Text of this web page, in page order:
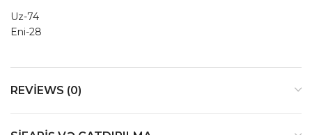
Uz-74
Eni-28
REVIEWS (0)